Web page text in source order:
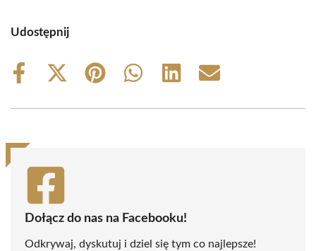
Udostępnij
Share
Share
(Twitter)
Share
Share
Share
Share
Dołącz do nas na Facebooku!
Odkrywaj, dyskutuj i dziel się tym co najlepsze!